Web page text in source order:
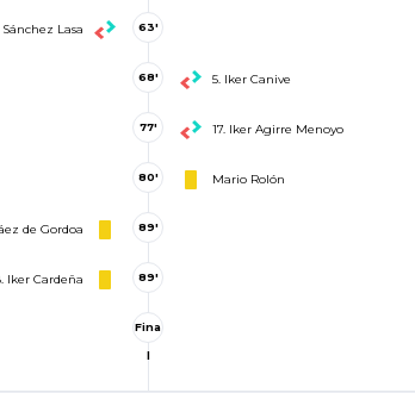
Lasa 63'
5. Iker Canive
68'
17. Iker Agirre Menoyo
77'
Mario Rolón
80'
de Gordoa 89'
Iker Cardeña 89'
Fina
l